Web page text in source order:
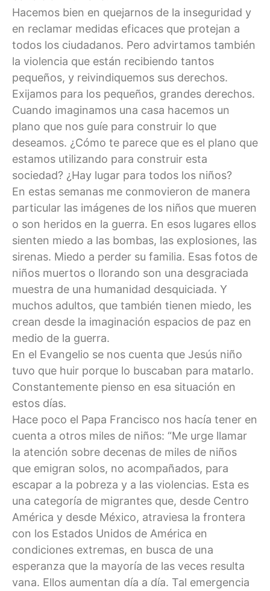
Hacemos bien en quejarnos de la inseguridad y
en reclamar medidas eficaces que protejan a
todos los ciudadanos. Pero advirtamos también
la violencia que están recibiendo tantos
pequeños, y reivindiquemos sus derechos.
Exijamos para los pequeños, grandes derechos.
Cuando imaginamos una casa hacemos un
plano que nos guíe para construir lo que
deseamos. ¿Cómo te parece que es el plano que
estamos utilizando para construir esta
sociedad? ¿Hay lugar para todos los niños?
En estas semanas me conmovieron de manera
particular las imágenes de los niños que mueren
o son heridos en la guerra. En esos lugares ellos
sienten miedo a las bombas, las explosiones, las
sirenas. Miedo a perder su familia. Esas fotos de
niños muertos o llorando son una desgraciada
muestra de una humanidad desquiciada. Y
muchos adultos, que también tienen miedo, les
crean desde la imaginación espacios de paz en
medio de la guerra.
En el Evangelio se nos cuenta que Jesús niño
tuvo que huir porque lo buscaban para matarlo.
Constantemente pienso en esa situación en
estos días.
Hace poco el Papa Francisco nos hacía tener en
cuenta a otros miles de niños: “Me urge llamar
la atención sobre decenas de miles de niños
que emigran solos, no acompañados, para
escapar a la pobreza y a las violencias. Esta es
una categoría de migrantes que, desde Centro
América y desde México, atraviesa la frontera
con los Estados Unidos de América en
condiciones extremas, en busca de una
esperanza que la mayoría de las veces resulta
vana. Ellos aumentan día a día. Tal emergencia